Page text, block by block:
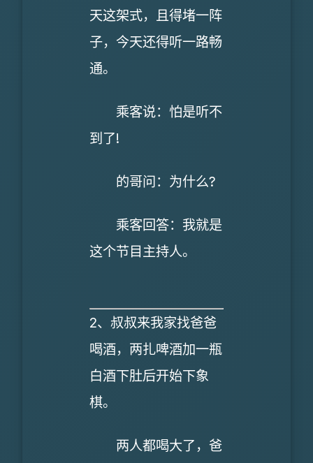
天这架式，且得堵一阵
子，今天还得听一路畅
通。
乘客说：怕是听不
到了!
的哥问：为什么?
乘客回答：我就是
这个节目主持人。
2、叔叔来我家找爸爸
喝酒，两扎啤酒加一瓶
白酒下肚后开始下象
棋。
两人都喝大了，爸